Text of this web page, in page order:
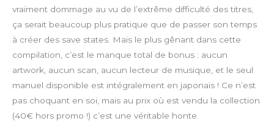
vraiment dommage au vu de l’extrême difficulté des titres,
ça serait beaucoup plus pratique que de passer son temps
à créer des save states. Mais le plus gênant dans cette
compilation, c’est le manque total de bonus : aucun
artwork, aucun scan, aucun lecteur de musique, et le seul
manuel disponible est intégralement en japonais ! Ce n’est
pas choquant en soi, mais au prix où est vendu la collection
(40€ hors promo !) c’est une véritable honte.